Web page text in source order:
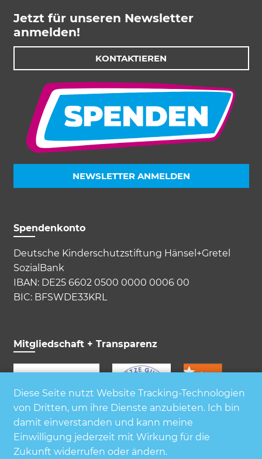
Jetzt für unseren Newsletter
anmelden!
KONTAKTIEREN
NEWSLETTER ANMELDEN
Spendenkonto
Deutsche Kinderschutzstiftung Hänsel+Gretel
SozialBank
IBAN: DE25 6602 0500 0000 0006 00
BIC: BFSWDE33KRL
Mitgliedschaft + Transparenz
Diese Seite nutzt Website Tracking-Technologien
von Dritten, um ihre Dienste anzubieten. Ich bin
damit einverstanden und kann meine
Einwilligung jederzeit mit Wirkung für die
Zukunft widerrufen oder ändern.